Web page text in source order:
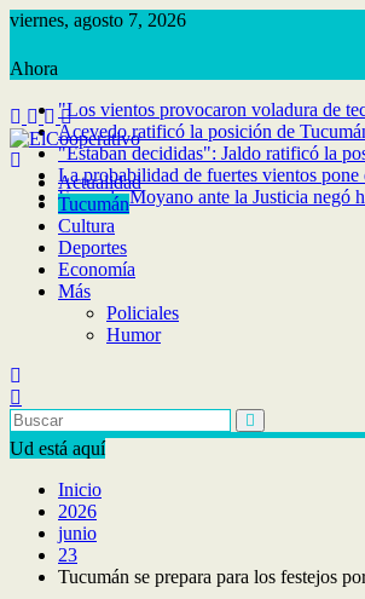
Saltar
contenido
viernes, agosto 7, 2026
"Los vientos provocaron voladura de
Acevedo ratificó la posición de
"Estaban decididas": Jaldo ratificó la
La probabilidad de fuertes vientos pone
Facundo Moyano ante la Justicia negó
Actualidad
Tucumán
Cultura
Deportes
Economía
Más
Policiales
Humor
Ud está aquí
Inicio
2026
junio
23
Tucumán se prepara para los festejos